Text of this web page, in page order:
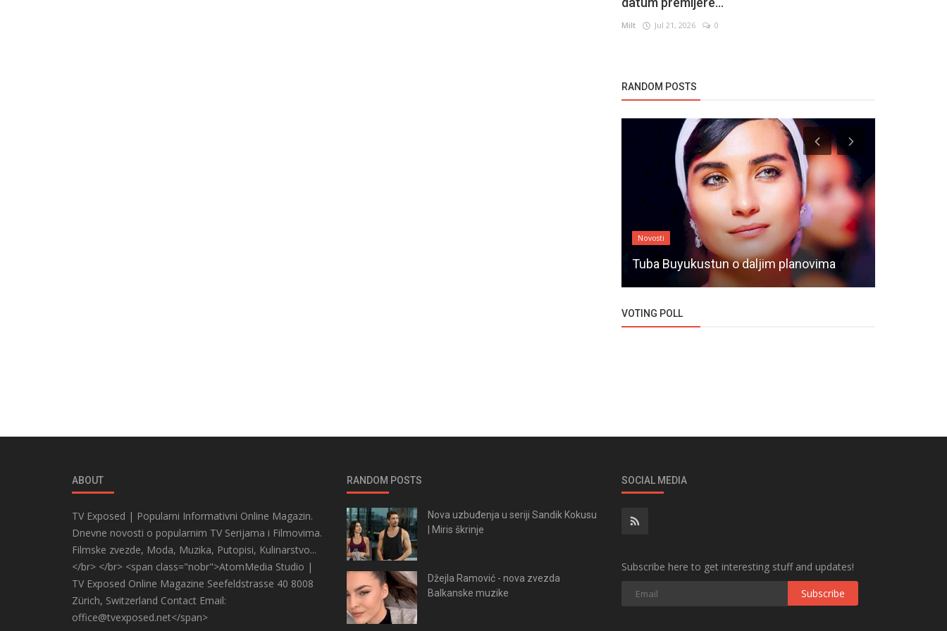
Milt Jul 21, 2026 0
RANDOM POSTS
Novosti
Tuba Buyukustun o daljim planovima
VOTING POLL
ABOUT
TV Exposed | Popularni Informativni Online Magazin.
Dnevne novosti o popularnim TV Serijama i Filmovima.
Filmske zvezde, Moda, Muzika, Putopisi, Kulinarstvo...
</br> </br> <span class="nobr">AtomMedia Studio |
TV Exposed Online Magazine Seefeldstrasse 40 8008
Zürich, Switzerland Contact Email:
office@tvexposed.net</span>
RANDOM POSTS
Nova uzbuđenja u seriji Sandik Kokusu
| Miris škrinje
Džejla Ramović - nova zvezda
Balkanske muzike
SOCIAL MEDIA
Subscribe here to get interesting stuff and updates!
Subscribe